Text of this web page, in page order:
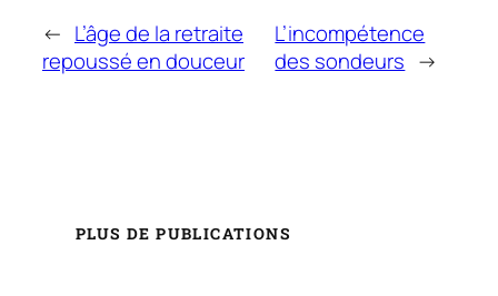
← L’âge de la retraite
repoussé en douceur
L’incompétence
des sondeurs →
PLUS DE PUBLICATIONS